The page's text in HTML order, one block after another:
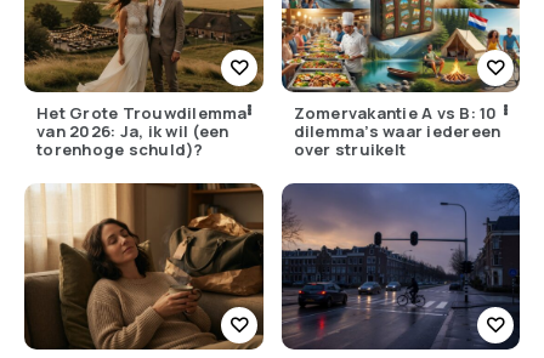
Het Grote Trouwdilemma
van 2026: Ja, ik wil (een
torenhoge schuld)?
Zomervakantie A vs B: 10
dilemma’s waar iedereen
over struikelt